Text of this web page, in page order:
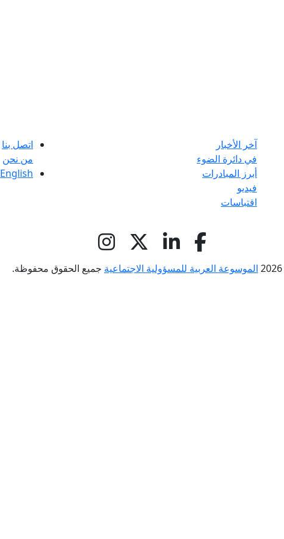
آخر الأخبار
في دائرة الضوء
أبرز المبادرات
فيديو
اقتباسات
اتصل بنا
من نحن
English
الموسوعة العربية للمسؤولية الاجتماعية جميع الحقوق محفوظة.